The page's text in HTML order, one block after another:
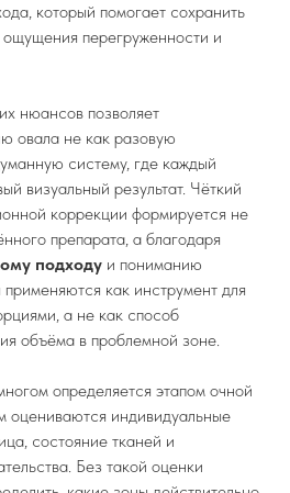
который помогает сохранить
перегруженности и
нюансов позволяет
овала не как разовую
систему, где каждый
визуальный результат. Чёткий
коррекции формируется не
препарата, а благодаря
подходу и пониманию
как инструмент для
а не как способ
объёма в проблемной зоне.
определяется этапом очной
оцениваются индивидуальные
состояние тканей и
Без такой оценки